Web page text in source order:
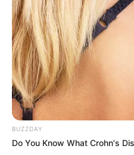
BUZZDAY
Do You Know What Crohn's